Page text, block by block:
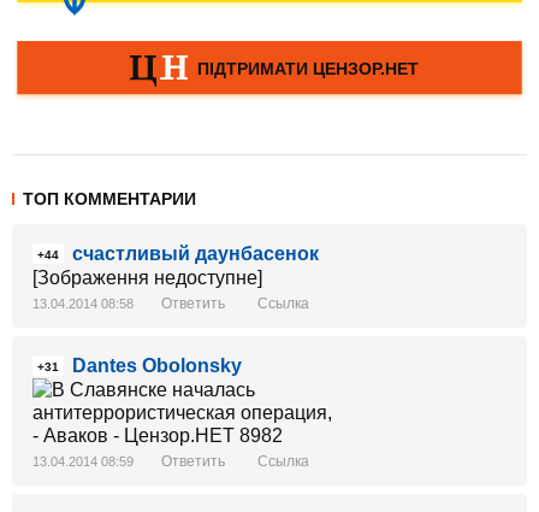
ТОП КОММЕНТАРИИ
+44
счастливый даунбасенок
[Зображення недоступне]
13.04.2014 08:58 Ответить Ссылка
+31 Dantes Obolonsky
13.04.2014 08:59 Ответить Ссылка